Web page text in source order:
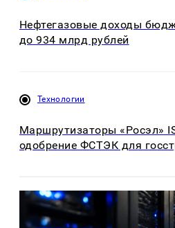
Нефтегазовые доходы
до 934 млрд рублей
Технологии
Маршрутизаторы «Росэл»
одобрение ФСТЭК для